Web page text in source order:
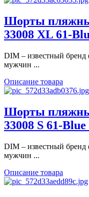
Шорты
33008 XL 61-
DIM – известный бренд
мужчин ...
Описание товара
Шорты
33008 S 61-
DIM – известный бренд
мужчин ...
Описание товара